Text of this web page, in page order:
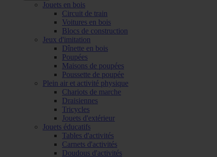
Jouets en bois
Circuit de train
Voitures en bois
Blocs de construction
Jeux d'imitation
Dînette en bois
Poupées
Maisons de poupées
Poussette de poupée
Plein air et activité physique
Chariots de marche
Draisiennes
Tricycles
Jouets d'extérieur
Jouets éducatifs
Tables d'activités
Carnets d'activités
Doudous d'activités